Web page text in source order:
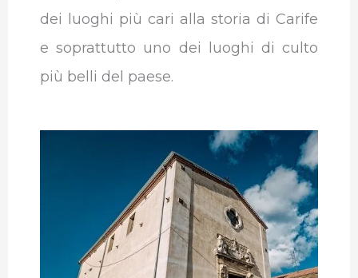
dei luoghi più cari alla storia di Carife
e soprattutto uno dei luoghi di culto
più belli del paese.